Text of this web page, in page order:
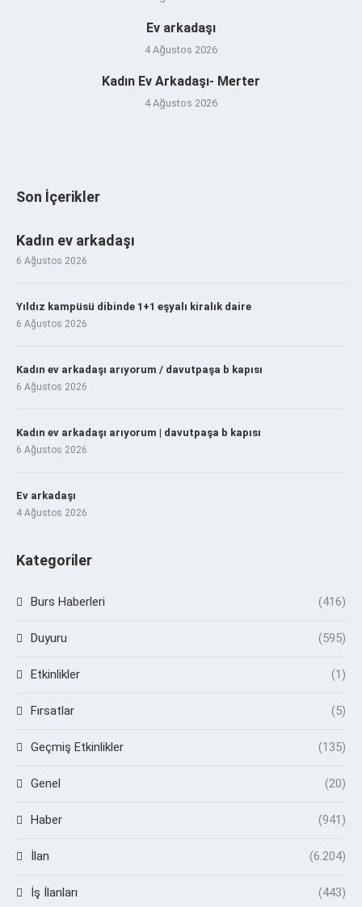
Ev arkadaşı
4 Ağustos 2026
Kadın Ev Arkadaşı- Merter
4 Ağustos 2026
Son İçerikler
Kadın ev arkadaşı
6 Ağustos 2026
Yıldız kampüsü dibinde 1+1 eşyalı kiralık daire
6 Ağustos 2026
Kadın ev arkadaşı arıyorum / davutpaşa b kapısı
6 Ağustos 2026
Kadın ev arkadaşı arıyorum | davutpaşa b kapısı
6 Ağustos 2026
Ev arkadaşı
4 Ağustos 2026
Kategoriler
Burs Haberleri (416)
Duyuru (595)
Etkinlikler (1)
Fırsatlar (5)
Geçmiş Etkinlikler (135)
Genel (20)
Haber (941)
İlan (6.204)
İş İlanları (443)